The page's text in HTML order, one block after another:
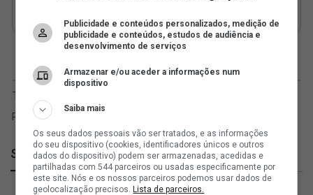
SuperVasco
Publicidade e conteúdos personalizados, medição de
publicidade e conteúdos, estudos de audiência e
desenvolvimento de serviços
Armazenar e/ou aceder a informações num
dispositivo
Saiba mais
Os seus dados pessoais vão ser tratados, e as informações
do seu dispositivo (cookies, identificadores únicos e outros
dados do dispositivo) podem ser armazenadas, acedidas e
partilhadas com 544 parceiros ou usadas especificamente por
este site. Nós e os nossos parceiros podemos usar dados de
geolocalização precisos.Lista de parceiros.